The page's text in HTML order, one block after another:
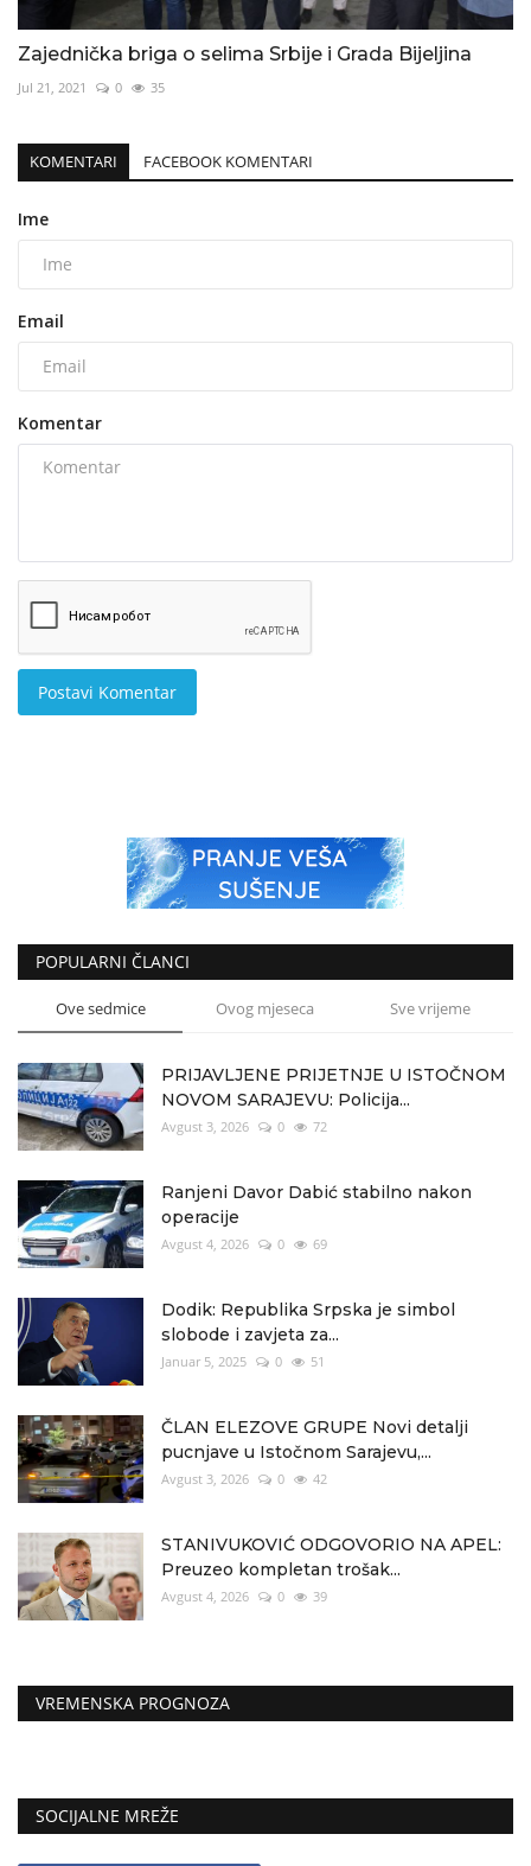
Zajednička briga o selima Srbije i Grada Bijeljina
Jul 21, 2021 0 35
KOMENTARI FACEBOOK KOMENTARI
Ime
Email
Komentar
Postavi Komentar
POPULARNI ČLANCI
Ove sedmice Ovog mjeseca Sve vrijeme
PRIJAVLJENE PRIJETNJE U ISTOČNOM
NOVOM SARAJEVU: Policija...
Avgust 3, 2026 0 72
Ranjeni Davor Dabić stabilno nakon
operacije
Avgust 4, 2026 0 69
Dodik: Republika Srpska je simbol
slobode i zavjeta za...
Januar 5, 2025 0 51
ČLAN ELEZOVE GRUPE Novi detalji
pucnjave u Istočnom Sarajevu,...
Avgust 3, 2026 0 42
STANIVUKOVIĆ ODGOVORIO NA APEL:
Preuzeo kompletan trošak...
Avgust 4, 2026 0 39
VREMENSKA PROGNOZA
SOCIJALNE MREŽE